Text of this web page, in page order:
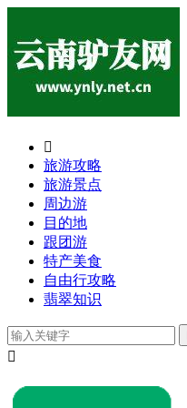

旅游攻略
旅游景点
周边游
目的地
跟团游
特产美食
自由行攻略
翡翠知识
